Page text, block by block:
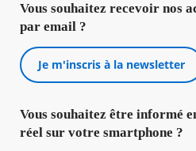
Vous souhaitez recevoir nos
par email ?
Je m'inscris à la newsletter
Vous souhaitez être informé
réel sur votre smartphone ?